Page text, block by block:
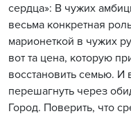
сердца»: В чужих
весьма конкретная
марионеткой в чужих
вот та цена, которую
восстановить семью. И
перешагнуть через
Город. Поверить, что